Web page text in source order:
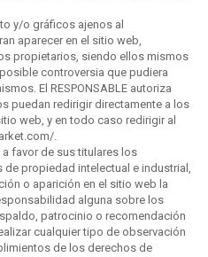
y/o gráficos ajenos al
aparecer en el sitio web,
propietarios, siendo ellos mismos
controversia que pudiera
El RESPONSABLE autoriza
puedan redirigir directamente a los
web, y en todo caso redirigir al
.
a favor de sus titulares los
propiedad intelectual e industrial,
o aparición en el sitio web la
alguna sobre los
patrocinio o recomendación
cualquier tipo de observación
de los derechos de